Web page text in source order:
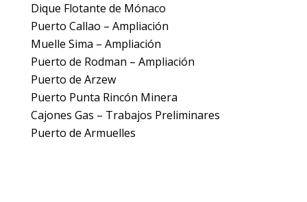
Dique Flotante de Mónaco
Puerto Callao – Ampliación
Muelle Sima – Ampliación
Puerto de Rodman – Ampliación
Puerto de Arzew
Puerto Punta Rincón Minera
Cajones Gas – Trabajos Preliminares
Puerto de Armuelles